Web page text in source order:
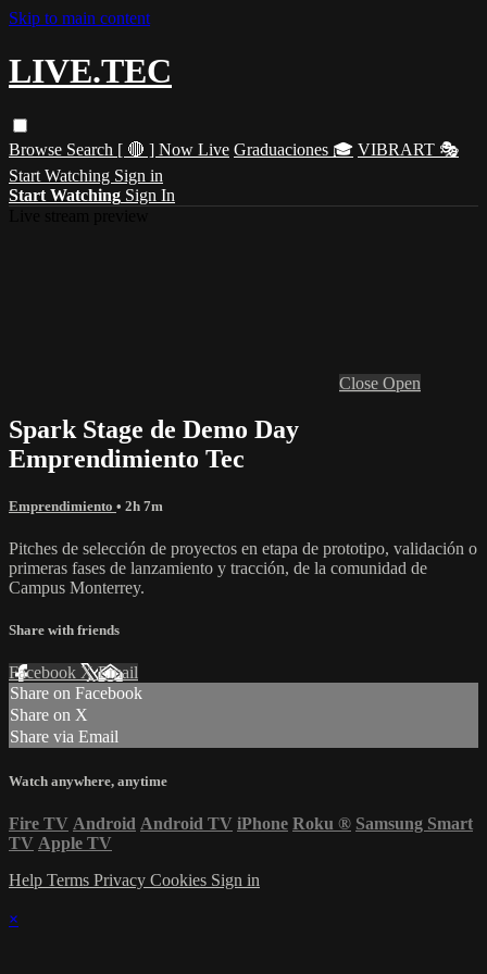
Skip to main content
LIVE.TEC
Browse Search [ 🔴 ] Now Live Graduaciones 🎓 VIBRART 🎭
Start Watching Sign in
Start Watching Sign In
Close Open
Spark Stage de Demo Day
Emprendimiento Tec
Emprendimiento • 2h 7m
Pitches de selección de proyectos en etapa de prototipo, validación o
primeras fases de lanzamiento y tracción, de la comunidad de
Campus Monterrey.
Share with friends
Facebook XEmail
Share on Facebook
Share on X
Share via Email
Watch anywhere, anytime
Fire TV Android Android TV iPhone Roku ® Samsung Smart
TV Apple TV
Help Terms Privacy Cookies Sign in
×